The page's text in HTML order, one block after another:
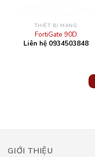
THIẾT BỊ MẠNG
FortiGate 90D
Liên hệ 0934503848
GIỚI THIỆU